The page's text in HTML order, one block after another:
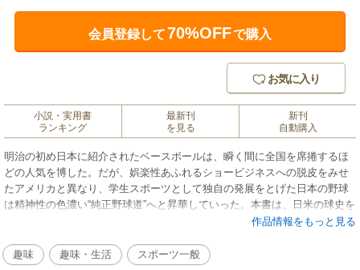
会員登録して70%OFFで購入
お気に入り
小説・実用書
ランキング
最新刊
を見る
新刊
自動購入
明治の初め日本に紹介されたベースボールは、瞬く間に全国を席捲するほ
どの人気を博した。だが、娯楽性あふれるショービジネスへの脱皮をみせ
たアメリカと異なり、学生スポーツとして独自の発展をとげた日本の野球
は精神性の色濃い“純正野球道”へと昇華していった。本書は、日米の球史を
丹念にたどる手法で両国の文化的差異の本質に迫る試みである。さらに
る。
作品情報をもっと見る
趣味 趣味・生活 スポーツ一般